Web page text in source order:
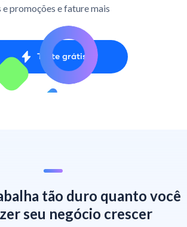
promoções e fature mais
Teste grátis
tão duro quanto você
seu negócio crescer